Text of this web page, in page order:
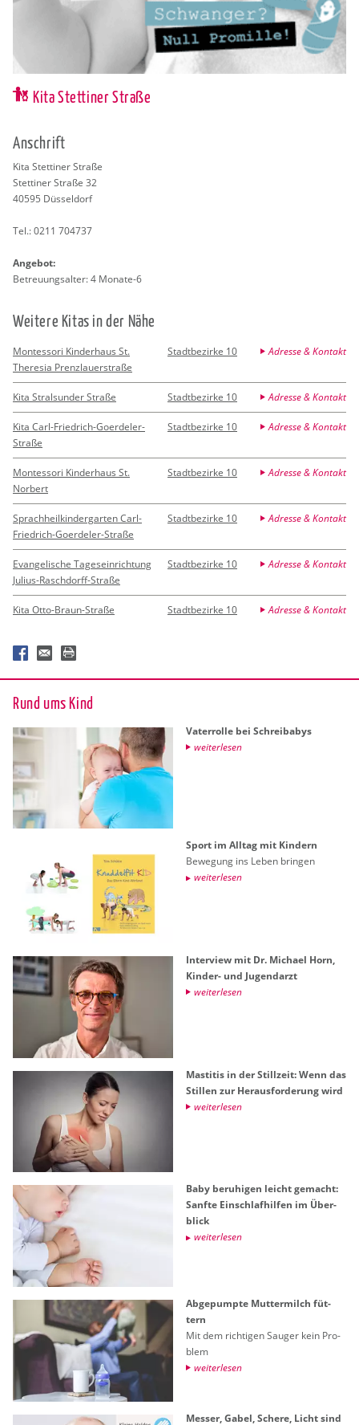
Kita Stettiner Straße
An­schrift
Kita Stet­ti­ner Stra­ße
Stet­ti­ner Stra­ße 32
40595 Düs­sel­dorf
Tel.:0211 704737
An­ge­bot:
Be­treu­ungs­al­ter: 4 Mo­na­te-6
Wei­te­re Kitas in der Nähe
Montessori Kinderhaus St.
Theresia Prenzlauerstraße
Stadtbezirke 10 Adresse & Kontakt
Kita Stralsunder Straße Stadtbezirke 10 Adresse & Kontakt
Kita Carl-Friedrich-Goerdeler-
Straße
Stadtbezirke 10 Adresse & Kontakt
Montessori Kinderhaus St.
Norbert
Stadtbezirke 10 Adresse & Kontakt
Sprachheilkindergarten Carl-
Friedrich-Goerdeler-Straße
Stadtbezirke 10 Adresse & Kontakt
Evangelische Tageseinrichtung
Julius-Raschdorff-Straße
Stadtbezirke 10 Adresse & Kontakt
Kita Otto-Braun-Straße Stadtbezirke 10 Adresse & Kontakt
Rund ums Kind
Va­ter­rol­le bei Schreiba­bys
wei­ter­le­sen
Sport im All­tag mit Kin­dern
Be­we­gung ins Leben brin­gen
wei­ter­le­sen
In­ter­view mit Dr. Mi­cha­el Horn,
Kin­der- und Ju­gend­arzt
wei­ter­le­sen
Masti­tis in der Still­zeit: Wenn das
Stil­len zur Her­aus­for­de­rung wird
wei­ter­le­sen
Baby be­ru­hi­gen leicht ge­macht:
Sanf­te Ein­schlaf­hil­fen im Über­
blick
wei­ter­le­sen
Ab­ge­pump­te Mut­ter­milch füt­
tern
Mit dem rich­ti­gen Sau­ger kein Pro­
blem
wei­ter­le­sen
Mes­ser, Gabel, Sche­re, Licht sind